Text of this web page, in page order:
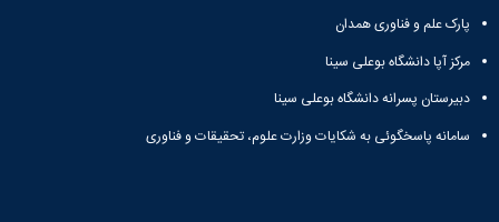
پارک علم و فناوری همدان
مرکز آپا دانشگاه بوعلی سینا
دبیرستان پسرانه دانشگاه بوعلی سینا
سامانه پاسخگوئی به شکایات وزارت علوم، تحقیقات و فناوری